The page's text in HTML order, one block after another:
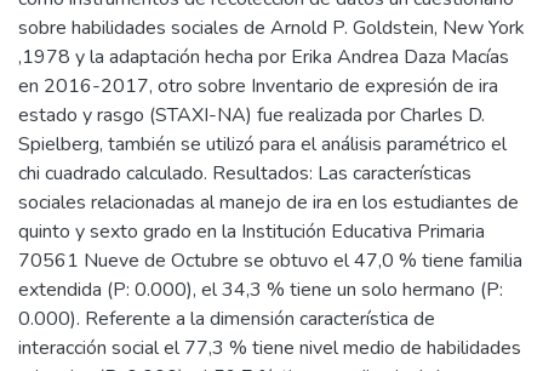
sobre habilidades sociales de Arnold P. Goldstein, New York
,1978 y la adaptación hecha por Erika Andrea Daza Macías
en 2016-2017, otro sobre Inventario de expresión de ira
estado y rasgo (STAXI-NA) fue realizada por Charles D.
Spielberg, también se utilizó para el análisis paramétrico el
chi cuadrado calculado. Resultados: Las características
sociales relacionadas al manejo de ira en los estudiantes de
quinto y sexto grado en la Institución Educativa Primaria
70561 Nueve de Octubre se obtuvo el 47,0 % tiene familia
extendida (P: 0.000), el 34,3 % tiene un solo hermano (P:
0.000). Referente a la dimensión característica de
interacción social el 77,3 % tiene nivel medio de habilidades